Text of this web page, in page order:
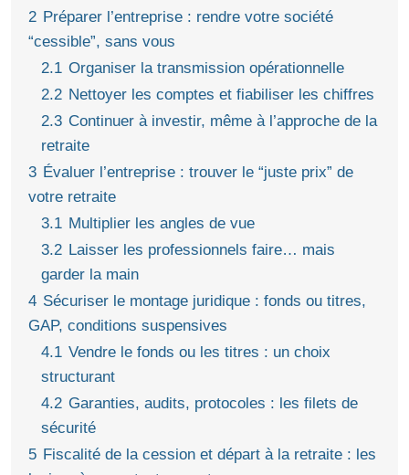
2 Préparer l’entreprise : rendre votre société
“cessible”, sans vous
2.1 Organiser la transmission opérationnelle
2.2 Nettoyer les comptes et fiabiliser les chiffres
2.3 Continuer à investir, même à l’approche de la
retraite
3 Évaluer l’entreprise : trouver le “juste prix” de
votre retraite
3.1 Multiplier les angles de vue
3.2 Laisser les professionnels faire… mais
garder la main
4 Sécuriser le montage juridique : fonds ou titres,
GAP, conditions suspensives
4.1 Vendre le fonds ou les titres : un choix
structurant
4.2 Garanties, audits, protocoles : les filets de
sécurité
5 Fiscalité de la cession et départ à la retraite : les